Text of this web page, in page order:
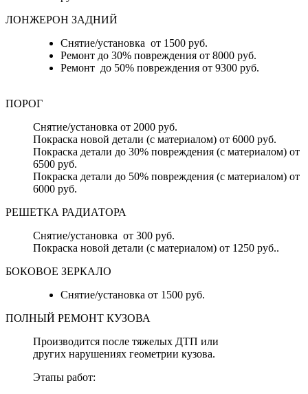
ЛОНЖЕРОН ЗАДНИЙ
Снятие/установка от 1500 руб.
Ремонт до 30% повреждения от 8000 руб.
Ремонт до 50% повреждения от 9300 руб.
ПОРОГ
Снятие/установка от 2000 руб.
Покраска новой детали (с материалом) от 6000 руб.
Покраска детали до 30% повреждения (с материалом) от
6500 руб.
Покраска детали до 50% повреждения (с материалом) от
6000 руб.
РЕШЕТКА РАДИАТОРА
Снятие/установка от 300 руб.
Покраска новой детали (с материалом) от 1250 руб..
БОКОВОЕ ЗЕРКАЛО
Снятие/установка от 1500 руб.
ПОЛНЫЙ РЕМОНТ КУЗОВА
Производится после тяжелых ДТП или
других нарушениях геометрии кузова.
Этапы работ: